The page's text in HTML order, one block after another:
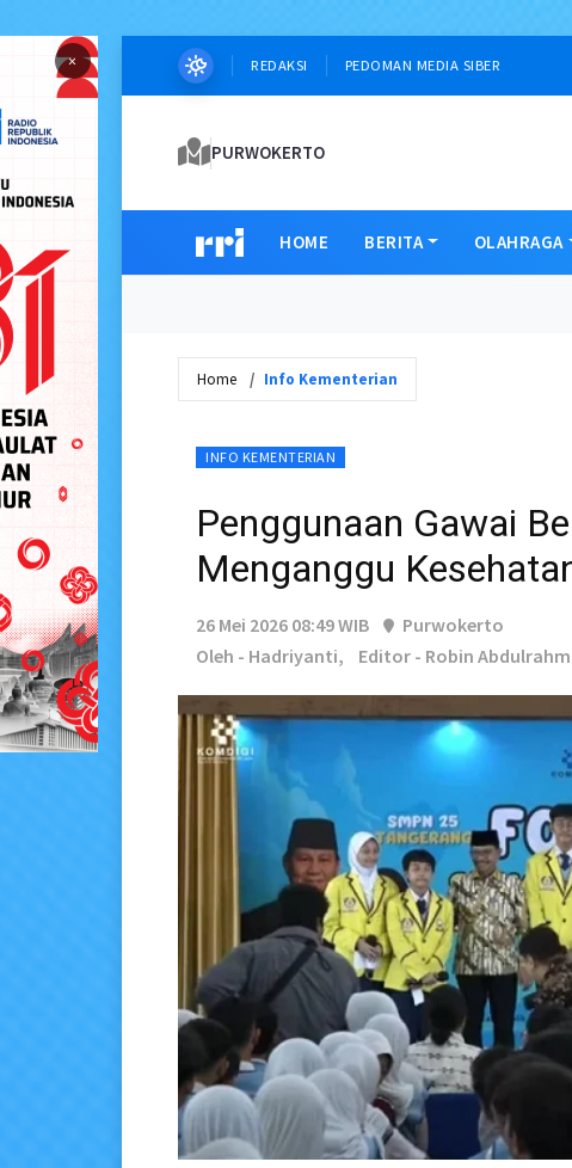
× REDAKSI PEDOMAN MEDIA SIBER
PURWOKERTO
HOME BERITA OLAHRAGA
Home Info Kementerian
INFO KEMENTERIAN
Penggunaan Gawai
Menganggu
26 Mei 2026 08:49 WIB
Purwokerto
Oleh - Hadriyanti,
Editor - Robin